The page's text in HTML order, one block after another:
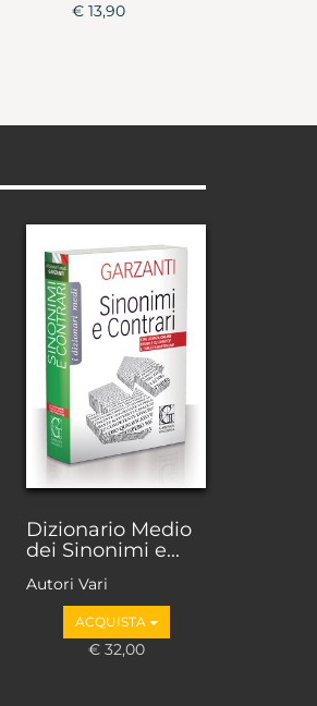
€ 13,90
Dizionario Medio
dei Sinonimi e...
Autori Vari
ACQUISTA
€ 32,00